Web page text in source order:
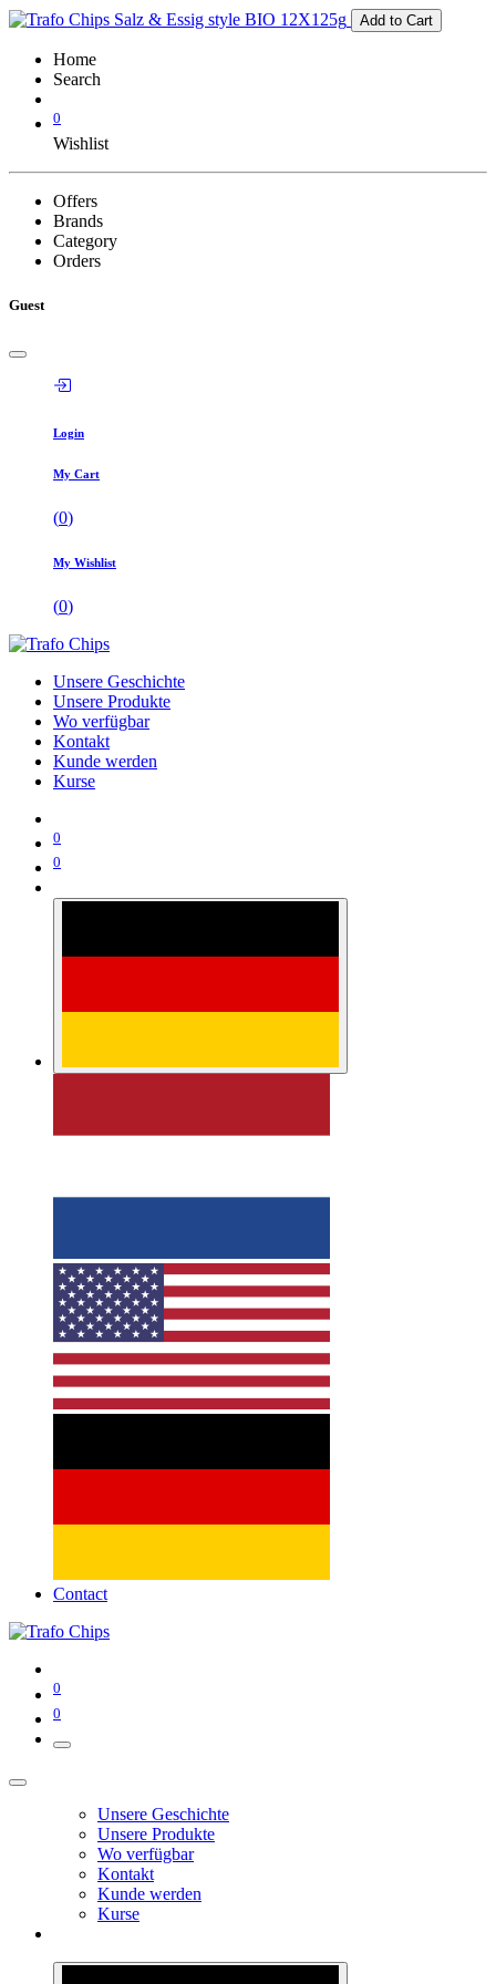
Add to Cart
Home
Search
0
Wishlist
Offers
Brands
Category
Orders
Guest
Login
My Cart
(0)
My Wishlist
(0)
Unsere Geschichte
Unsere Produkte
Wo verfügbar
Kontakt
Kunde werden
Kurse
0
0
Contact
0
0
Unsere Geschichte
Unsere Produkte
Wo verfügbar
Kontakt
Kunde werden
Kurse